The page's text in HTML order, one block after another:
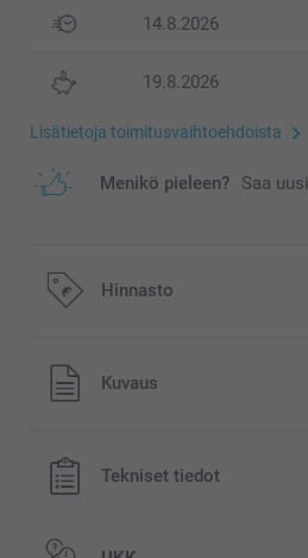
14.8.2026
19.8.2026
Lisätietoja toimitusvaihtoehdoista
Menikö pieleen? Saa
Hinnasto
Kaikki hinnat ovat euroina,
eivät sisällä postikuluja.
Kuvaus
Tekniset tiedot